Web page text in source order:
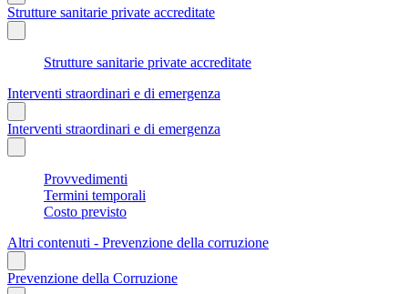
Strutture sanitarie private accreditate
Strutture sanitarie private accreditate
Interventi straordinari e di emergenza
Interventi straordinari e di emergenza
Provvedimenti
Termini temporali
Costo previsto
Altri contenuti - Prevenzione della corruzione
Prevenzione della Corruzione